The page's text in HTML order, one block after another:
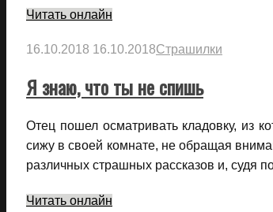
Читать онлайн
16.10.2018 16.10.2018Страшилки
Я знаю, что ты не спишь
Отец пошел осматривать кладовку, из
сижу в своей комнате, не обращая
различных страшных рассказов и, судя
Читать онлайн